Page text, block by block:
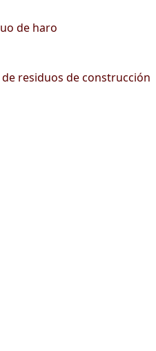
de haro
residuos de construcción